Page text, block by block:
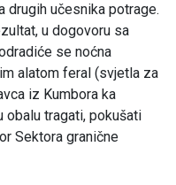
drugih učesnika potrage.
u dogovoru sa
se noćna
alatom feral (svjetla za
iz Kumbora ka
obalu tragati, pokušati
Sektora granične